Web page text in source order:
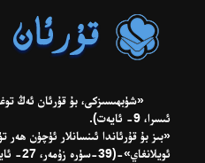
ئىسرا، 9- ئايەت).
«بىز بۇ قۇرئاندا ئىنسانلار ئۈچۈن ھەر
ئويلانغاي»-(39-سۈرە زۇمەر، 27- ئايەت).